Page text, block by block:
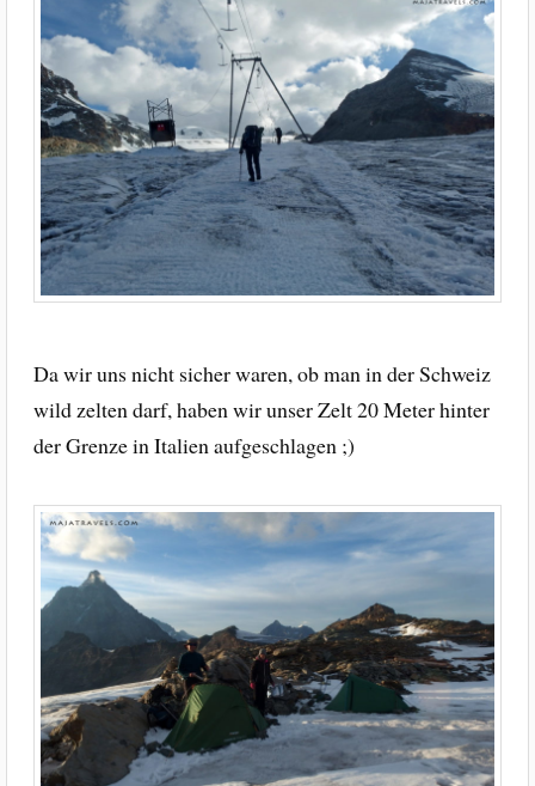
Da wir uns nicht sicher waren, ob man in der Schweiz
wild zelten darf, haben wir unser Zelt 20 Meter hinter
der Grenze in Italien aufgeschlagen ;)